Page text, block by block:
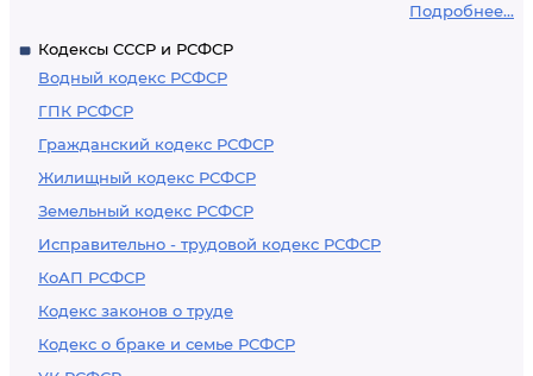
Подробнее...
Кодексы СССР и РСФСР
Водный кодекс РСФСР
ГПК РСФСР
Гражданский кодекс РСФСР
Жилищный кодекс РСФСР
Земельный кодекс РСФСР
Исправительно - трудовой кодекс РСФСР
КоАП РСФСР
Кодекс законов о труде
Кодекс о браке и семье РСФСР